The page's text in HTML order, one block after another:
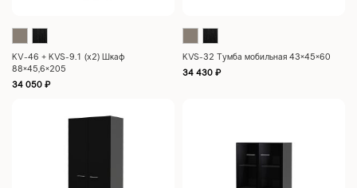
KV-46 + KVS-9.1 (x2) Шкаф
88×45,6×205
34 050 ₽
KVS-32 Тумба мобильная 43×45×60
34 430 ₽